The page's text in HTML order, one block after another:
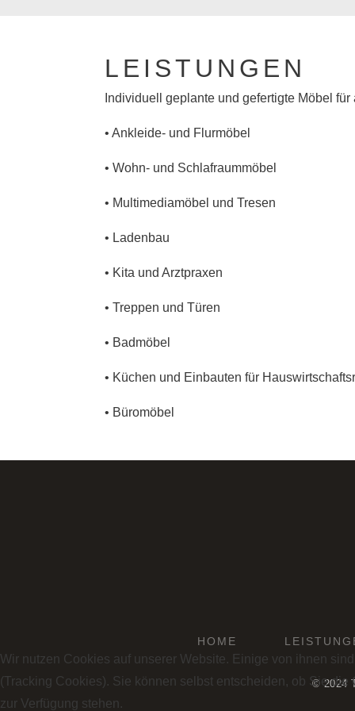
LEISTUNGEN
Individuell geplante und gefertigte Möbel
• Ankleide- und Flurmöbel
• Wohn- und Schlafraummöbel
• Multimediamöbel und Tresen
• Ladenbau
• Kita und Arztpraxen
• Treppen und Türen
• Badmöbel
• Küchen und Einbauten für
• Büromöbel
HOME
© 2024
Wir nutzen Cookies auf unserer Website. Einige von ihnen
(Tracking Cookies). Sie können selbst entscheiden, ob Sie
zur Verfügung stehen.